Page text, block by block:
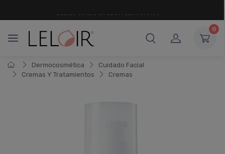
0
Dermocosmética
Cuidado Facial
Cremas Y Tratamientos
Cremas